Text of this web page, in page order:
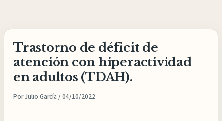
contenido
Trastorno de déficit de
atención con hiperactividad
en adultos (TDAH).
PorJulio García/04/10/2022